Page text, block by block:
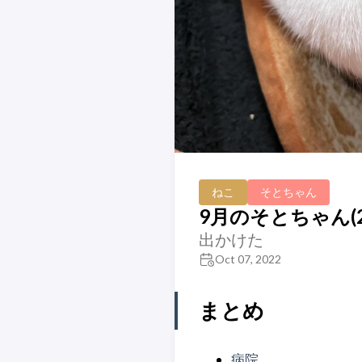
ねこ そとちゃん
9月のそとちゃん
出かけた
Oct 07, 2022
まとめ